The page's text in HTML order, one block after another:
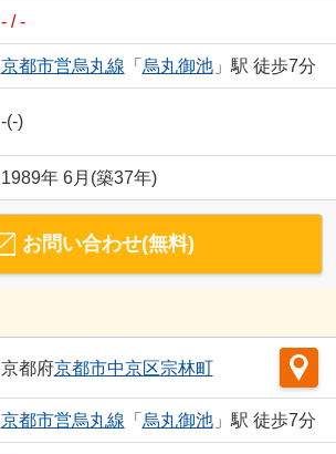
- / -
京都市営烏丸線 「 烏丸御池」駅 徒歩7分
-(-)
1989年 6月(築37年)
お問い合わせ(無料)
京都府京都市中京区宗林町
京都市営烏丸線 「 烏丸御池」駅 徒歩7分